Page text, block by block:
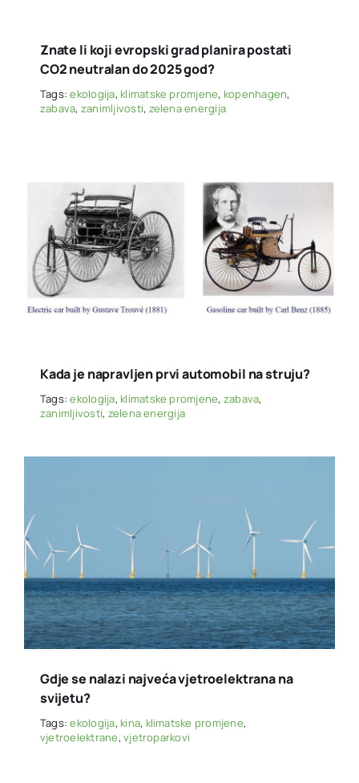
Znate li koji evropski grad planira postati
CO2 neutralan do 2025 god?
Tags:ekologija, klimatske promjene, kopenhagen,
zabava, zanimljivosti, zelena energija
Kada je napravljen prvi automobil na struju?
Tags:ekologija, klimatske promjene, zabava,
zanimljivosti, zelena energija
Gdje se nalazi najveća vjetroelektrana na
svijetu?
Tags:ekologija, kina, klimatske promjene,
vjetroelektrane,vjetroparkovi